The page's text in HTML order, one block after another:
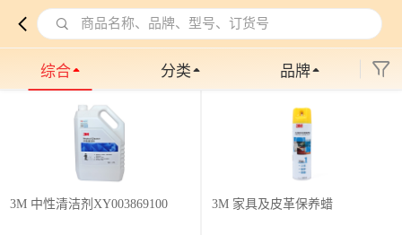
商品名称、品牌、型号、订货号
综合 分类 品牌
3M 中性清洁剂XY003869100 3M 家具及皮革保养蜡